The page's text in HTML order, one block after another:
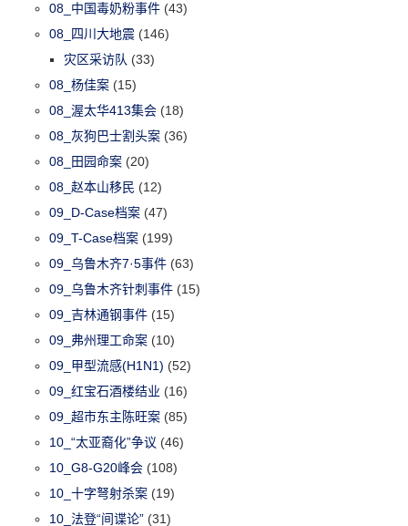
08_中国毒奶粉事件 (43)
08_四川大地震 (146)
灾区采访队 (33)
08_杨佳案 (15)
08_渥太华413集会 (18)
08_灰狗巴士割头案 (36)
08_田园命案 (20)
08_赵本山移民 (12)
09_D-Case档案 (47)
09_T-Case档案 (199)
09_乌鲁木齐7·5事件 (63)
09_乌鲁木齐针刺事件 (15)
09_吉林通钢事件 (15)
09_弗州理工命案 (10)
09_甲型流感(H1N1) (52)
09_红宝石酒楼结业 (16)
09_超市东主陈旺案 (85)
10_“太亚裔化”争议 (46)
10_G8-G20峰会 (108)
10_十字弩射杀案 (19)
10_法登“间谍论” (31)